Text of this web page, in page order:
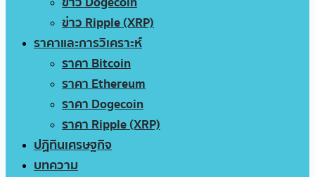
ข่าว Ripple (XRP)
ราคาและการวิเคราะห์
ราคา Bitcoin
ราคา Ethereum
ราคา Dogecoin
ราคา Ripple (XRP)
ปฏิทินเศรษฐกิจ
บทความ